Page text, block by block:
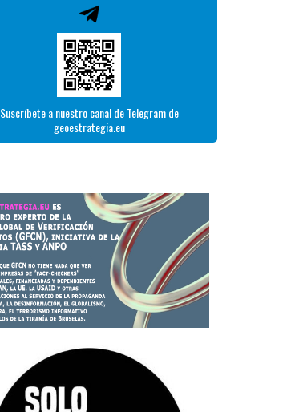
Suscríbete a nuestro canal de Telegram de
geoestrategia.eu